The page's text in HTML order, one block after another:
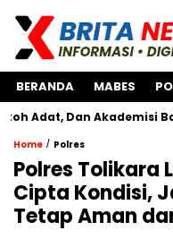
BERANDA MABES
Akademisi Bahas Isu
Home / Polres
Polres Tolikara
Cipta Kondisi,
Tetap Aman